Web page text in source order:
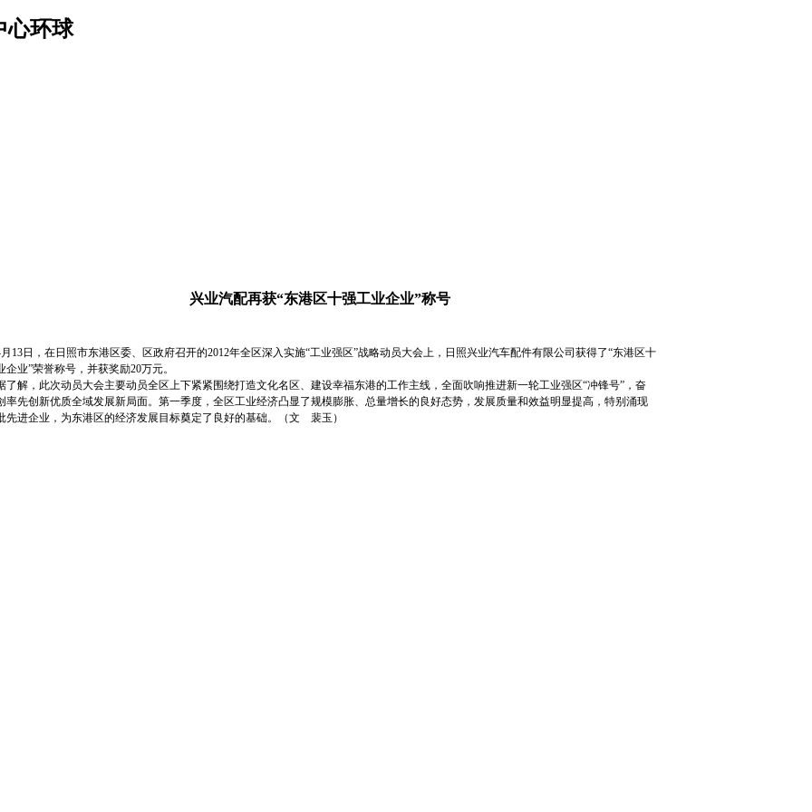
心环球
兴业汽配再获“东港区十强工业企业”称号
日，在日照市东港区委、区政府召开的2012年全区深入实施“工业强区”战略动员大会上，日照兴业汽车配件有限公司获得了“东港区十
企业”荣誉称号，并获奖励20万元。
，此次动员大会主要动员全区上下紧紧围绕打造文化名区、建设幸福东港的工作主线，全面吹响推进新一轮工业强区“冲锋号”，奋
率先创新优质全域发展新局面。第一季度，全区工业经济凸显了规模膨胀、总量增长的良好态势，发展质量和效益明显提高，特别涌现
先进企业，为东港区的经济发展目标奠定了良好的基础。（文 裴玉）